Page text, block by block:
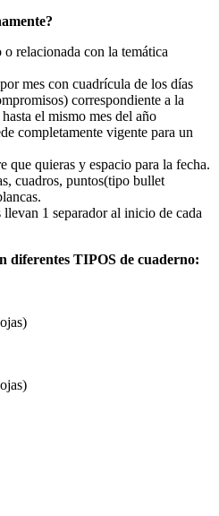
relacionada con la temática
mes con cuadrícula de los días
correspondiente a la
el mismo mes del año
completamente vigente para un
que quieras y espacio para la fecha.
cuadros, puntos(tipo bullet
1 separador al inicio de cada
diferentes TIPOS de cuaderno: